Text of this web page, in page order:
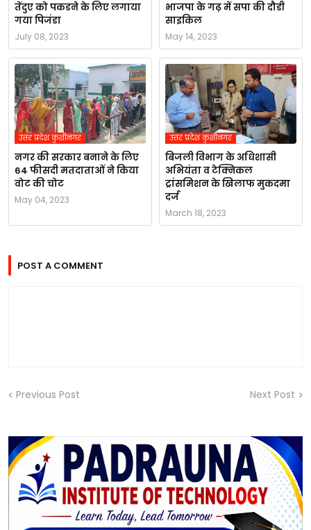
तेंदुए को पकडने के लिए लगाया
गया पिजंडा
July 08, 2023
भाजपा के गढ़ में सपा की दौडी
साइकिल
May 14, 2023
उत्तर प्रदेश कुशीनगर
नगर की सरकार बनाने के लिए
64 फीसदी मतदाताओं ने किया
वोट की चोट
May 04, 2023
उत्तर प्रदेश कुशीनगर
बिजली विभाग के अधिशासी
अभियंता व टेक्निकल
ट्रांसमिशन के खिलाफ मुकदमा
दर्ज
March 18, 2023
POST A COMMENT
Previous Post Next Post